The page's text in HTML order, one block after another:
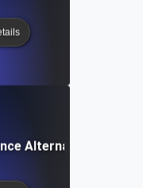
Alternative